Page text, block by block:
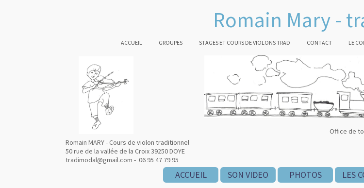
Romain Mary -
ACCUEIL GROUPES STAGES ET COURS DE VIOLONS TRAD CONTACT LE
Office de
Romain MARY - Cours de violon traditionnel
50 rue de la vallée de la Croix 39250 DOYE
tradimodal@gmail.com - 06 95 47 79 95
ACCUEIL LES
SON VIDEO PHOTOS